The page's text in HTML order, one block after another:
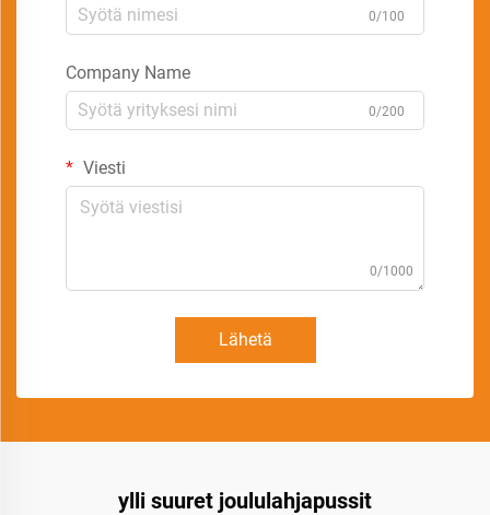
0/100
Company Name
0/200
Viesti
0/1000
Lähetä
ylli suuret joululahjapussit